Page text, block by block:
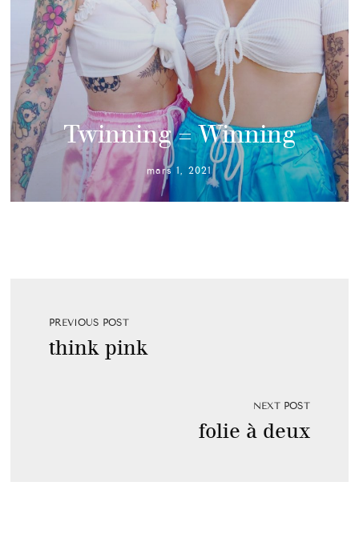
Twinning = Winning
mars 1, 2021
PREVIOUS POST
think pink
NEXT POST
folie à deux